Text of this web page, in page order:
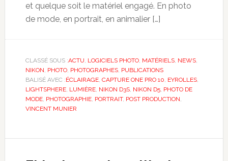
et quelque soit le matériel engagé. En photo
de mode, en portrait, en animalier […]
CLASSÉ SOUS :ACTU LOGICIELS PHOTO, MATÉRIELS, NEWS,
NIKON PHOTO, PHOTOGRAPHES, PUBLICATIONS
BALISÉ AVEC :ÉCLAIRAGE, CAPTURE ONE PRO 10 EYROLLES,
LIGHTSPHERE, LUMIÈRE, NIKON D3S, NIKON D5, PHOTO DE
MODE, PHOTOGRAPHIE, PORTRAIT, POST PRODUCTION
VINCENT MUNIER